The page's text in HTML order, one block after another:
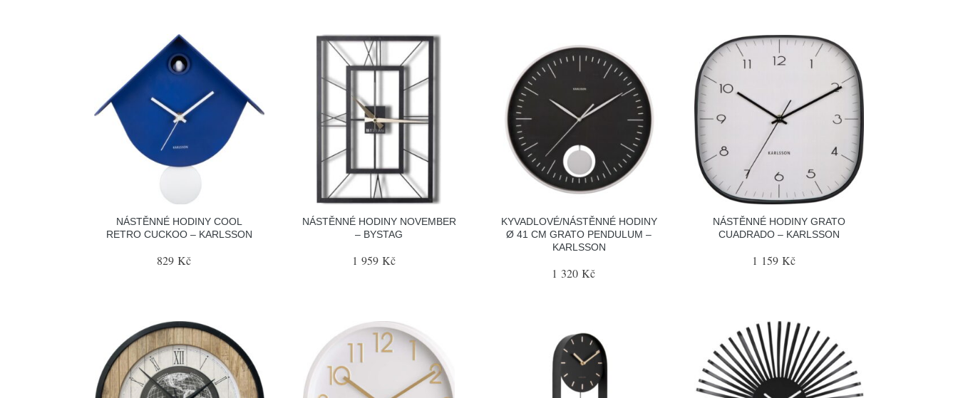
NÁSTĚNNÉ HODINY COOL
RETRO CUCKOO – KARLSSON
829 Kč
NÁSTĚNNÉ HODINY NOVEMBER
– BYSTAG
1 959 Kč
KYVADLOVÉ/NÁSTĚNNÉ HODINY
Ø 41 CM GRATO PENDULUM –
KARLSSON
1 320 Kč
NÁSTĚNNÉ HODINY GRATO
CUADRADO – KARLSSON
1 159 Kč